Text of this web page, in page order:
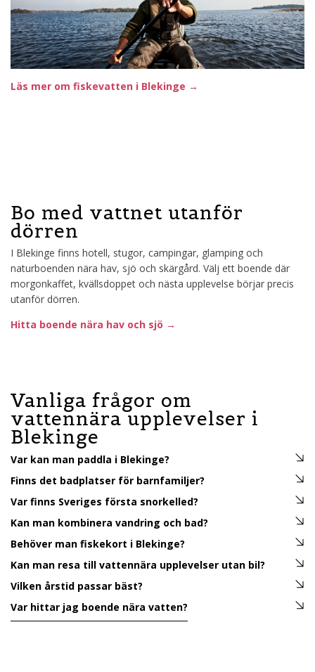
Läs mer om fiskevatten i Blekinge →
Bo med vattnet utanför
dörren
I Blekinge finns hotell, stugor, campingar, glamping och
naturboenden nära hav, sjö och skärgård. Välj ett boende där
morgonkaffet, kvällsdoppet och nästa upplevelse börjar precis
utanför dörren.
Hitta boende nära hav och sjö →
Vanliga frågor om
vattennära upplevelser i
Blekinge
Var kan man paddla i Blekinge?
Finns det badplatser för barnfamiljer?
Var finns Sveriges första snorkelled?
Kan man kombinera vandring och bad?
Behöver man fiskekort i Blekinge?
Kan man resa till vattennära upplevelser utan bil?
Vilken årstid passar bäst?
Var hittar jag boende nära vatten?